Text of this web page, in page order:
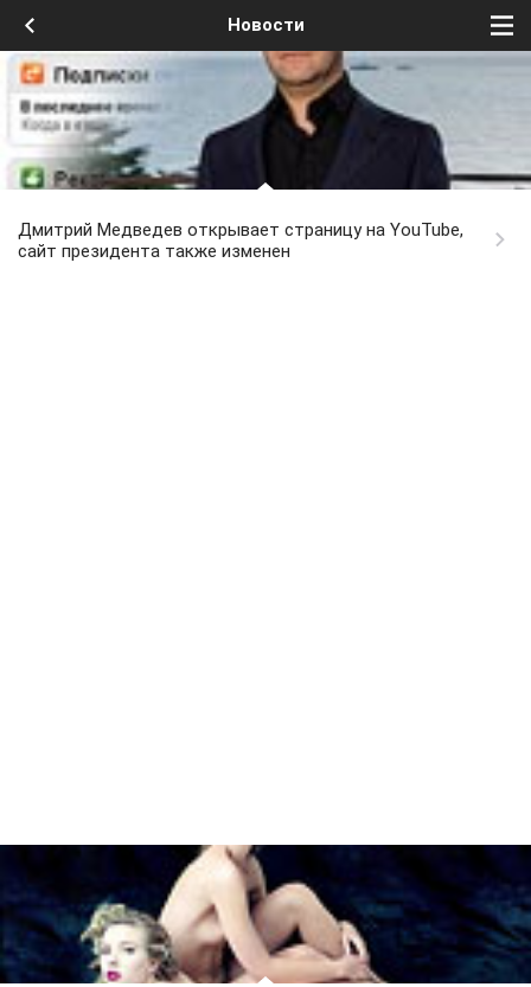
Новости
Дмитрий Медведев открывает страницу на YouTube,
сайт президента также изменен